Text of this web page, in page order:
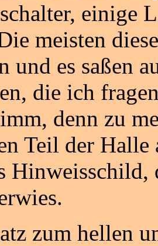
einige
meisten
und es saßen
die ich
denn zu
Teil der Halle
Hinweisschild,
zum hellen